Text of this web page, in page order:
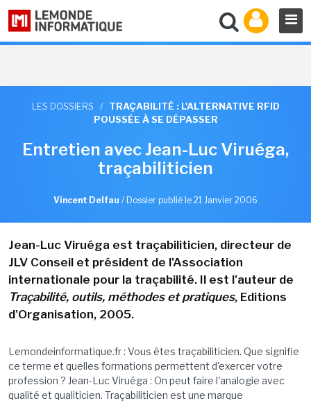
LES DOSSIERS /
TRAÇABILITÉ : L'ALTERNATIVE RFID
POUSSÉE À SE DÉPASSER
Entretien avec Jean-Luc Viruéga,
traçabiliticien
Vincent Delfau / Dossier publié le 21 Janvier 2006
Jean-Luc Viruéga est traçabiliticien, directeur de
JLV Conseil et président de l'Association
internationale pour la traçabilité. Il est l'auteur de
Traçabilité, outils, méthodes et pratiques, Editions
d'Organisation, 2005.
Lemondeinformatique.fr : Vous êtes traçabiliticien. Que signifie
ce terme et quelles formations permettent d'exercer votre
profession ? Jean-Luc Viruéga : On peut faire l'analogie avec
qualité et qualiticien. Traçabiliticien est une marque